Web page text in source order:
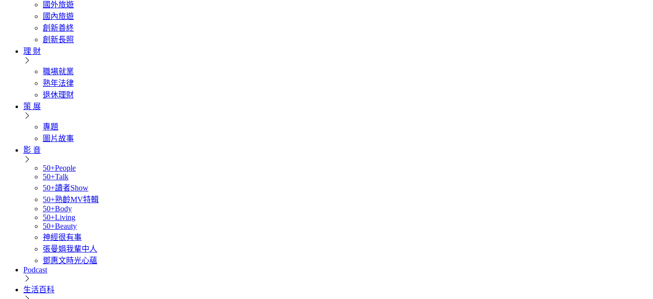
國外旅遊
國內旅遊
創新善終
創新長照
理 財
職場就業
熟年法律
退休理財
策 展
專題
圖片故事
影 音
50+People
50+Talk
50+讀者Show
50+熟齡MV特輯
50+Body
50+Living
50+Beauty
神經很有事
張曼娟我輩中人
鄧惠文時光心蘊
Podcast
生活百科